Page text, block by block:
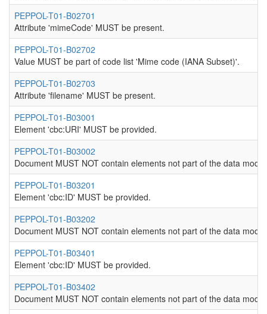
PEPPOL-T01-B02701
Attribute 'mimeCode' MUST be present.
PEPPOL-T01-B02702
Value MUST be part of code list 'Mime code (IANA Subset)'.
PEPPOL-T01-B02703
Attribute 'filename' MUST be present.
PEPPOL-T01-B03001
Element 'cbc:URI' MUST be provided.
PEPPOL-T01-B03002
Document MUST NOT contain elements not part of the data
PEPPOL-T01-B03201
Element 'cbc:ID' MUST be provided.
PEPPOL-T01-B03202
Document MUST NOT contain elements not part of the data
PEPPOL-T01-B03401
Element 'cbc:ID' MUST be provided.
PEPPOL-T01-B03402
Document MUST NOT contain elements not part of the data